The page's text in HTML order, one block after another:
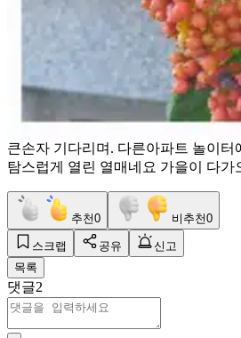
큰손자 기다리며. 다른아파트 놀이터
탐스럽게 열린 열매네요 가을이 다가
추천0 비추천0
스크랩 공유
신고
목록
댓글2